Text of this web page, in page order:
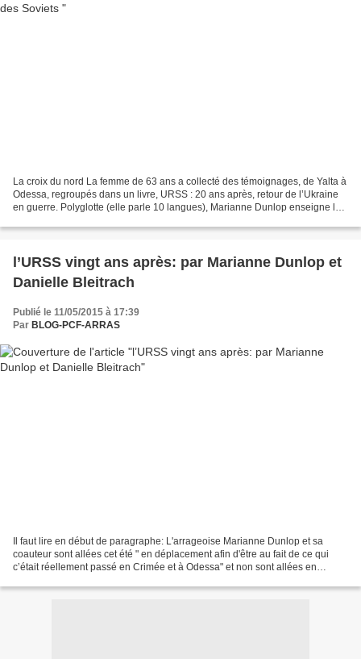
La croix du nord La femme de 63 ans a collecté des témoignages, de Yalta à
Odessa, regroupés dans un livre, URSS : 20 ans après, retour de l’Ukraine
en guerre. Polyglotte (elle parle 10 langues), Marianne Dunlop enseigne la
l’URSS vingt ans après: par Marianne Dunlop et
Danielle Bleitrach
Publié le 11/05/2015 à 17:39
Par BLOG-PCF-ARRAS
Il faut lire en début de paragraphe: L'arrageoise Marianne Dunlop et sa
coauteur sont allées cet été " en déplacement afin d'être au fait de ce qui
c’était réellement passé en Crimée et à Odessa" et non sont allées en